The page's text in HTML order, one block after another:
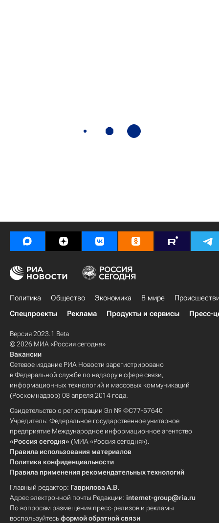
Политика Общество Экономика В мире
Спецпроекты
Реклама Продукты и сервисы Пресс-
Версия 2023.1 Beta
© 2026 МИА «Россия сегодня»
Вакансии
Сетевое издание РИА Новости зарегистрировано
в Федеральной службе по надзору в сфере связи,
информационных технологий и массовых коммуникаций
(Роскомнадзор) 08 апреля 2014 года.
Свидетельство о регистрации Эл № ФС77-57640
Учредитель: Федеральное государственное унитарное
предприятие Международное информационное агентство
«Россия сегодня» (МИА «Россия сегодня»).
Правила использования материалов
Политика конфиденциальности
Правила применения рекомендательных технологий
Главный редактор: Гаврилова А.В.
Адрес электронной почты Редакции: internet-group@ria.ru
По вопросам размещения пресс-релизов и рекламы
воспользуйтесьформой обратной связи